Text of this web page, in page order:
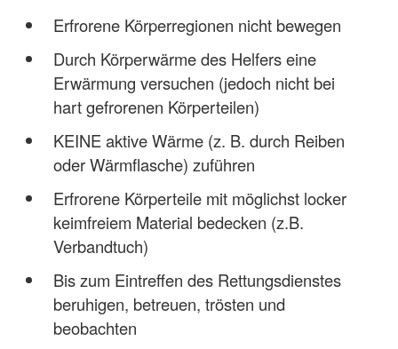
Erfrorene Körperregionen nicht bewegen
Durch Körperwärme des Helfers eine
Erwärmung versuchen (jedoch nicht bei
hart gefrorenen Körperteilen)
KEINE aktive Wärme (z. B. durch Reiben
oder Wärmflasche) zuführen
Erfrorene Körperteile mit möglichst locker
keimfreiem Material bedecken (z.B.
Verbandtuch)
Bis zum Eintreffen des Rettungsdienstes
beruhigen, betreuen, trösten und
beobachten